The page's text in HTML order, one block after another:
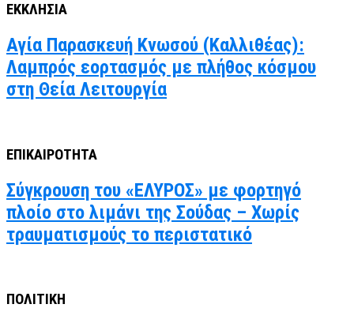
ΕΚΚΛΗΣΙΑ
Αγία Παρασκευή Κνωσού (Καλλιθέας):
Λαμπρός εορτασμός με πλήθος κόσμου
στη Θεία Λειτουργία
ΕΠΙΚΑΙΡΟΤΗΤΑ
Σύγκρουση του «ΕΛΥΡΟΣ» με φορτηγό
πλοίο στο λιμάνι της Σούδας – Χωρίς
τραυματισμούς το περιστατικό
ΠΟΛΙΤΙΚΗ